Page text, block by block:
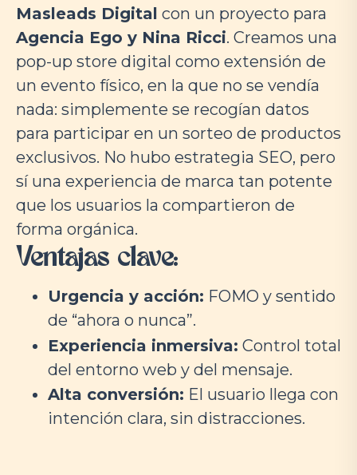
Masleads Digital con un proyecto para
Agencia Ego y Nina Ricci. Creamos una
pop-up store digital como extensión de
un evento físico, en la que no se vendía
nada: simplemente se recogían datos
para participar en un sorteo de productos
exclusivos. No hubo estrategia SEO, pero
sí una experiencia de marca tan potente
que los usuarios la compartieron de
forma orgánica.
Ventajas clave:
Urgencia y acción: FOMO y sentido
de “ahora o nunca”.
Experiencia inmersiva: Control total
del entorno web y del mensaje.
Alta conversión: El usuario llega con
intención clara, sin distracciones.